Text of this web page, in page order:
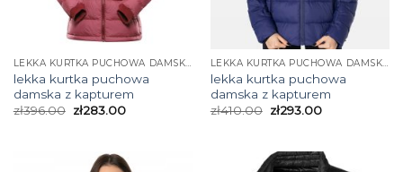
LEKKA KURTKA PUCHOWA DAMSKA Z KAPTUREM
lekka kurtka puchowa
damska z kapturem
zł396.00 zł283.00
LEKKA KURTKA PUCHOWA DAMSKA Z KAPTUREM
lekka kurtka puchowa
damska z kapturem
zł410.00 zł293.00